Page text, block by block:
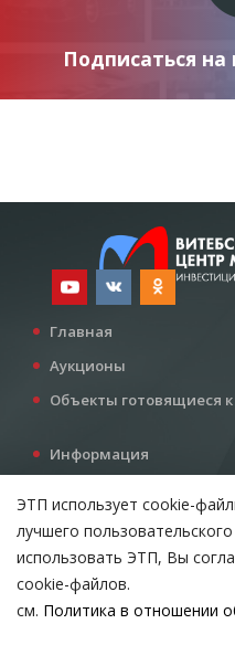
Подписаться
Главная
Аукционы
Объекты готовящиеся
Информация
Все для инвестора
Контакты
Возникли вопросы?
ЭТП использует cookie-
лучшего
использовать ЭТП, Вы
cookie-файлов.
см. Политика в отношении